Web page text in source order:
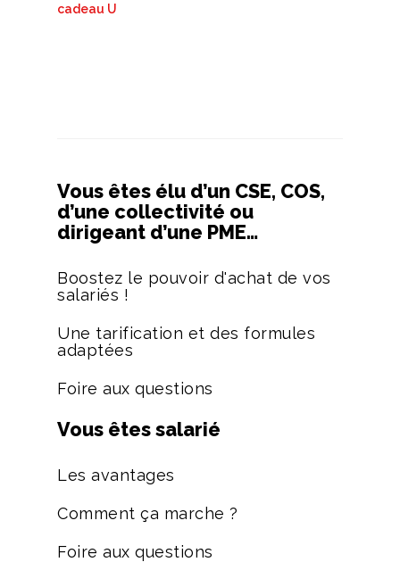
cadeau U
Vous êtes élu d’un CSE, COS,
d’une collectivité ou
dirigeant d’une PME…
Boostez le pouvoir d'achat de vos
salariés !
Une tarification et des formules
adaptées
Foire aux questions
Vous êtes salarié
Les avantages
Comment ça marche ?
Foire aux questions